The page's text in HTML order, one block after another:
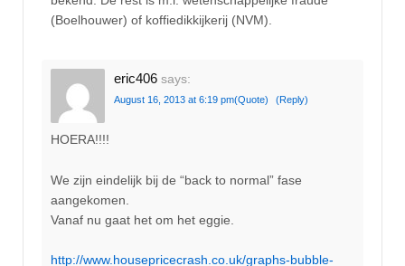
(Boelhouwer) of koffiedikkijkerij (NVM).
eric406 says:
August 16, 2013 at 6:19 pm(Quote) (Reply)
HOERA!!!!
We zijn eindelijk bij de “back to normal” fase
aangekomen.
Vanaf nu gaat het om het eggie.
http://www.housepricecrash.co.uk/graphs-bubble-